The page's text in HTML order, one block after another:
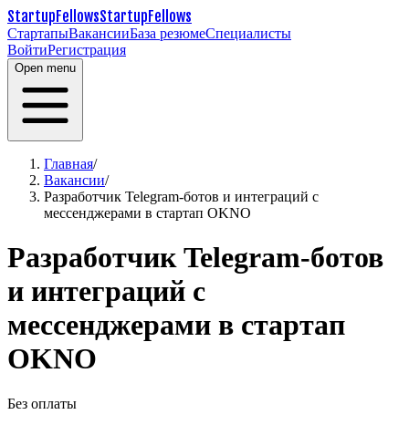
StartupFellowsStartupFellows
СтартапыВакансииБаза резюмеСпециалисты
ВойтиРегистрация
Open menu
Главная/
Вакансии/
Разработчик Telegram-ботов и интеграций с
мессенджерами в стартап OKNO
Разработчик Telegram-ботов
и интеграций с
мессенджерами в стартап
OKNO
Без оплаты